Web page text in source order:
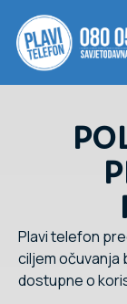
Plavi telefon
ciljem očuvanja
dostupne o